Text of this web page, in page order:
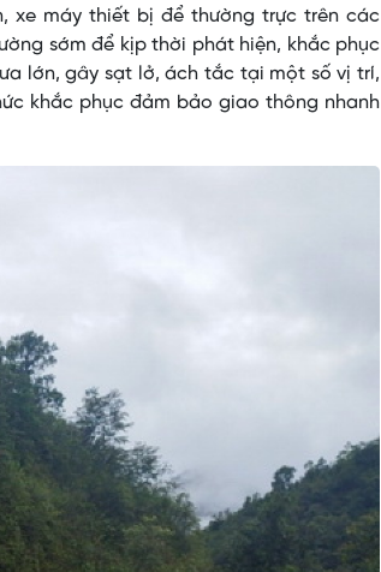
xe máy thiết bị để thường trực trên các
sớm để kịp thời phát hiện, khắc phục
lớn, gây sạt lở, ách tắc tại một số vị trí,
khắc phục đảm bảo giao thông nhanh